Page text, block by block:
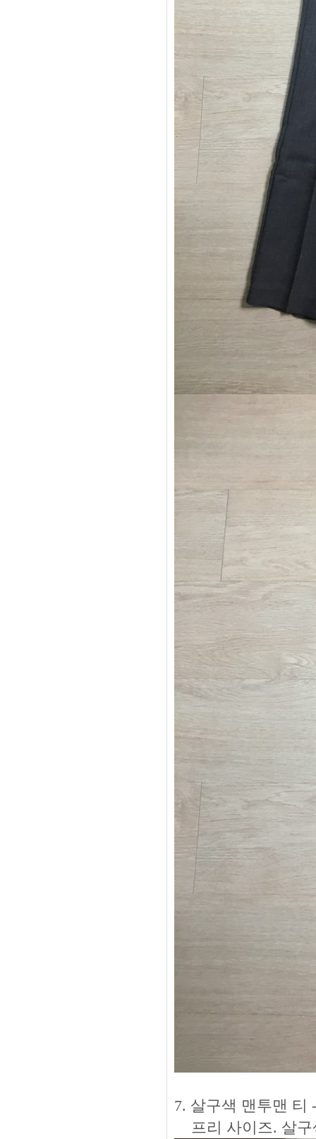
7. 살구색 맨투맨 티
프리 사이즈. 살구